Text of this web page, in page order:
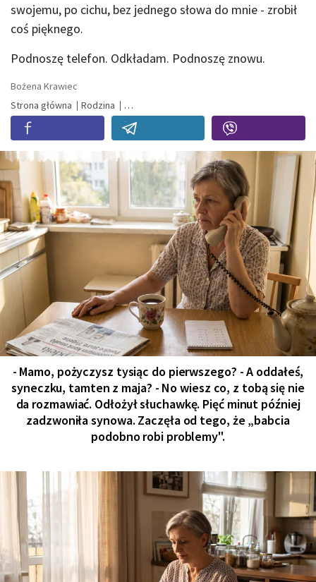
swojemu, po cichu, bez jednego słowa do mnie - zrobił
coś pięknego.
Podnoszę telefon. Odkładam. Podnoszę znowu.
Bożena Krawiec
Strona główna
Rodzina
- Mamo, pożyczysz tysiąc do pierwszego? - A oddałeś,
syneczku, tamten z maja? - No wiesz co, z tobą się nie
da rozmawiać. Odłożył słuchawkę. Pięć minut później
zadzwoniła synowa. Zaczęła od tego, że „babcia
podobno robi problemy".